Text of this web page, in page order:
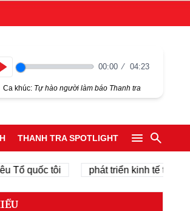
00:00 04:23
Ca khúc: Tự hào người làm báo Thanh tra
THANH TRA SPOTLIGHT
tôi phát triển kinh tế tư nhân